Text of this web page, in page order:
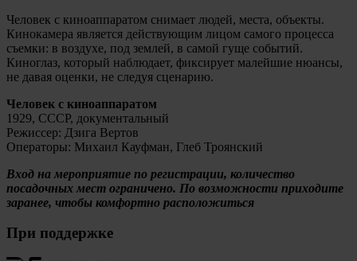
Человек с киноаппаратом снимает людей, места, объекты.
Кинокамера является действующим лицом самого процесса
съемки: в воздухе, под землей, в самой гуще событий.
Киноглаз, который наблюдает, фиксирует малейшие нюансы,
не давая оценки, не следуя сценарию.
Человек с киноаппаратом
1929, СССР, документальный
Режиссер: Дзига Вертов
Операторы: Михаил Кауфман, Глеб Троянский
Вход на мероприятие по регистрации, количество
посадочных мест ограничено. По возможности приходите
заранее, чтобы комфортно расположиться
При поддержке